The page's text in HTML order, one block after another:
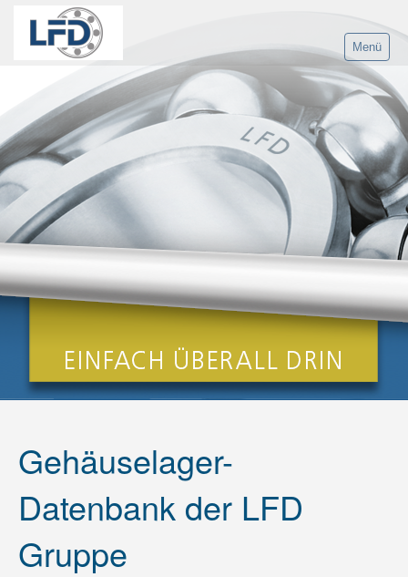
Menü
Home
Produkte
Lieferprogramm
Kugellager-LFD
Kegelrollenlager LFD
Zylinderrollenlager LFD
Zylinderrollenlager-Datenbank
Pendelrollenlager-Datenbank
Gehäuselager-Datenbank
Lagergehäuse LFD - SNL und SD
Gehäuselager-
Datenbank der LFD
Gruppe